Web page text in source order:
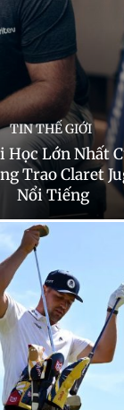
TIN THẾ GIỚI
Học Lớn Nhất
Trao Claret
Nổi Tiếng